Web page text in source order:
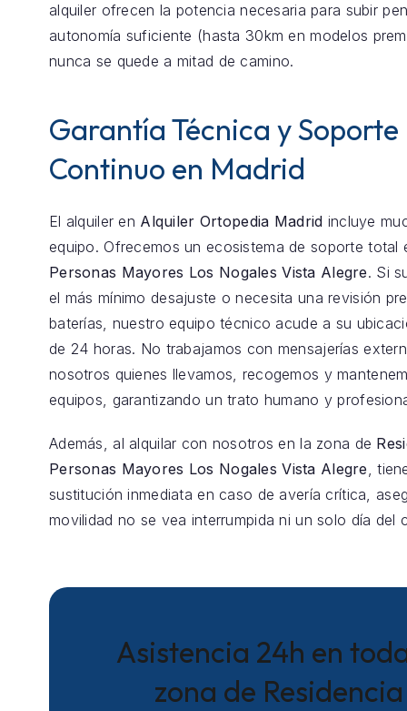
alquiler ofrecen la potencia necesaria para subir
autonomía suficiente (hasta 30km en modelos
nunca se quede a mitad de camino.
Garantía Técnica y Soporte
Continuo en Madrid
El alquiler en Alquiler Ortopedia Madrid incluye
equipo. Ofrecemos un ecosistema de soporte total
Personas Mayores Los Nogales Vista Alegre. Si
el más mínimo desajuste o necesita una revisión
baterías, nuestro equipo técnico acude a su
de 24 horas. No trabajamos con mensajerías
nosotros quienes llevamos, recogemos y
equipos, garantizando un trato humano y
Además, al alquilar con nosotros en la zona de
Personas Mayores Los Nogales Vista Alegre,
sustitución inmediata en caso de avería crítica,
movilidad no se vea interrumpida ni un solo día del
Asistencia 24h en
zona de Residencia